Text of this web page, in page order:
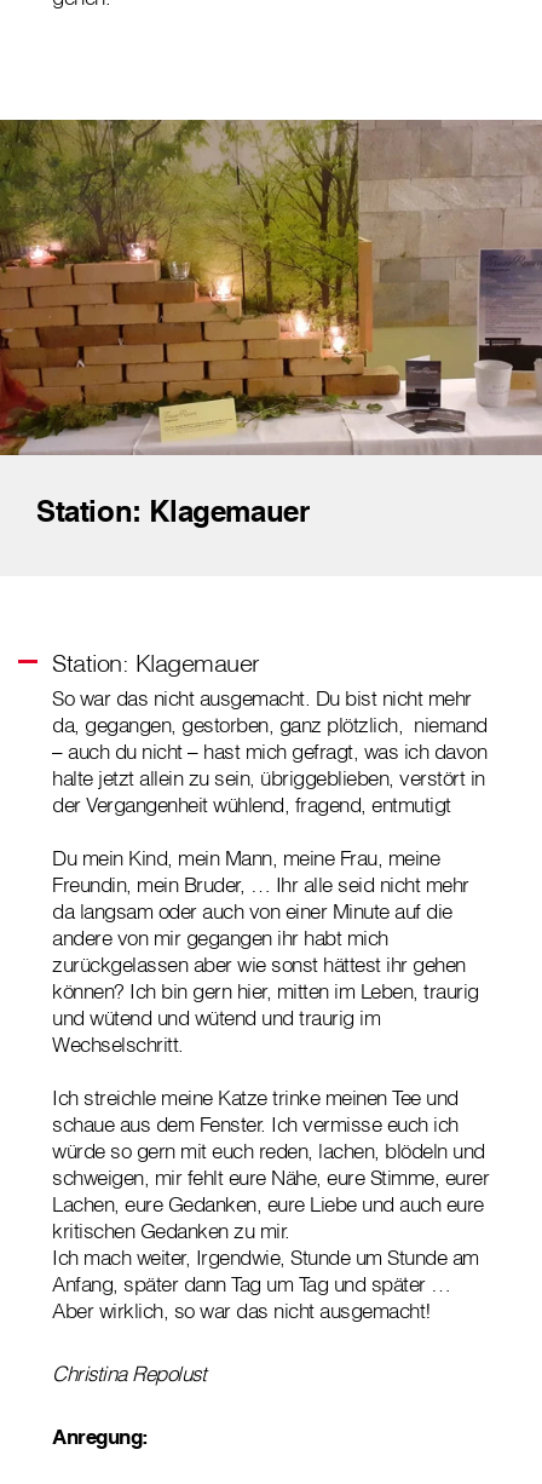
Station: Klagemauer
Station: Klagemauer
So war das nicht ausgemacht. Du bist nicht mehr
da, gegangen, gestorben, ganz plötzlich, niemand
– auch du nicht – hast mich gefragt, was ich davon
halte jetzt allein zu sein, übriggeblieben, verstört in
der Vergangenheit wühlend, fragend, entmutigt
Du mein Kind, mein Mann, meine Frau, meine
Freundin, mein Bruder, … Ihr alle seid nicht mehr
da langsam oder auch von einer Minute auf die
andere von mir gegangen ihr habt mich
zurückgelassen aber wie sonst hättest ihr gehen
können? Ich bin gern hier, mitten im Leben, traurig
und wütend und wütend und traurig im
Wechselschritt.
Ich streichle meine Katze trinke meinen Tee und
schaue aus dem Fenster. Ich vermisse euch ich
würde so gern mit euch reden, lachen, blödeln und
schweigen, mir fehlt eure Nähe, eure Stimme, eurer
Lachen, eure Gedanken, eure Liebe und auch eure
kritischen Gedanken zu mir.
Ich mach weiter, Irgendwie, Stunde um Stunde am
Anfang, später dann Tag um Tag und später …
Aber wirklich, so war das nicht ausgemacht!
Christina Repolust
Anregung: